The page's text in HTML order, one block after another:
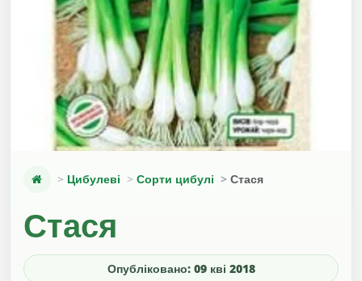
Цибулеві Сорти цибулі Стася
Стася
Опубліковано: 09 кві 2018